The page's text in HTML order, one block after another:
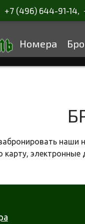
+7 (496) 644-91-14,
Номера
наши
карту, электронные